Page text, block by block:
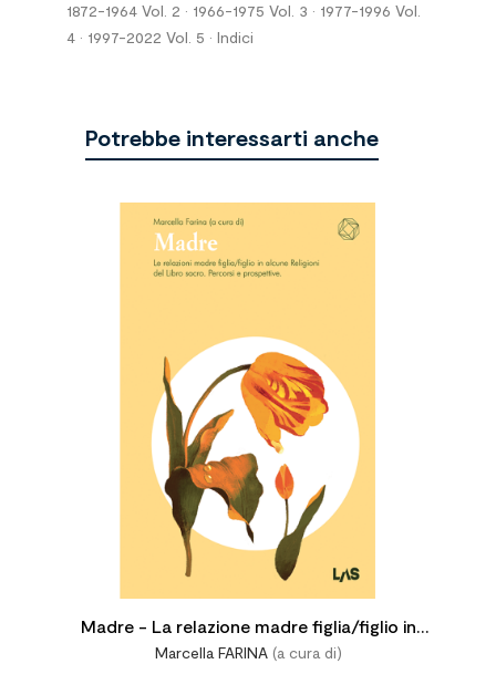
1872-1964 Vol. 2 • 1966-1975 Vol. 3 • 1977-1996 Vol.
4 • 1997-2022 Vol. 5 • Indici
Potrebbe interessarti anche
Madre - La relazione madre figlia/figlio in
alcune Religioni del Libro sacro. Percorsi e
Marcella FARINA(a cura di)